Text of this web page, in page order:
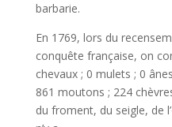
barbarie.
En 1769, lors du
conquête française, on
chevaux ; 0 mulets ; 0
861 moutons ; 224
du froment, du seigle, de